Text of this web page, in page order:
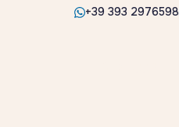
+39 393 2976598